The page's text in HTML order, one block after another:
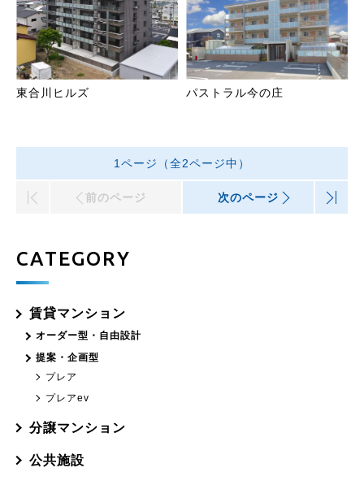
東合川ヒルズ パストラル今の庄
1ページ（全2ページ中）
|< 前のページ 次のページ >|
CATEGORY
賃貸マンション
オーダー型・自由設計
提案・企画型
プレア
プレアev
分譲マンション
公共施設